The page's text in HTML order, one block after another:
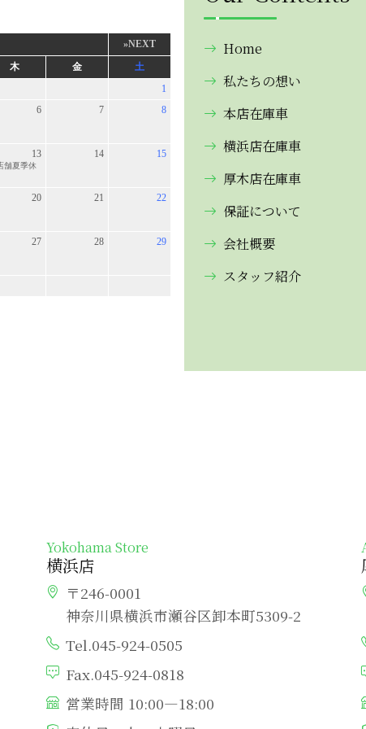
Home
私たちの想い
本店在庫車
横浜店在庫車
厚木店在庫車
保証について
会社概要
スタッフ紹介
Yokohama Store
横浜店
〒246-0001
神奈川県横浜市瀬谷区卸本町5309-2
Tel.045-924-0505
Fax.045-924-0818
営業時間 10:00―18:00